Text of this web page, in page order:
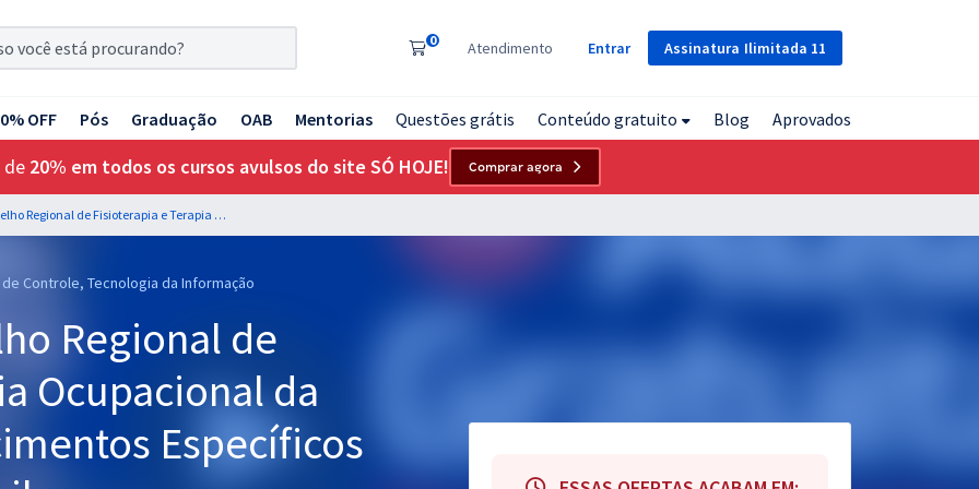
Assinatura Ilimitada 11
0 Atendimento Entrar
OFF Pós Graduação OAB Mentorias Questões grátis Conteúdo gratuito Blog Aprovados
de 20% em todos os cursos avulsos do site SÓ HOJE! Comprar agora
CREFITO 17 - Conselho Regional de Fisioterapia e Terapia Ocupacional da 17ª Região - Conhecimentos Específicos para Analista Contábil
Controle, Tecnologia da Informação
Regional de
Ocupacional da
Específicos